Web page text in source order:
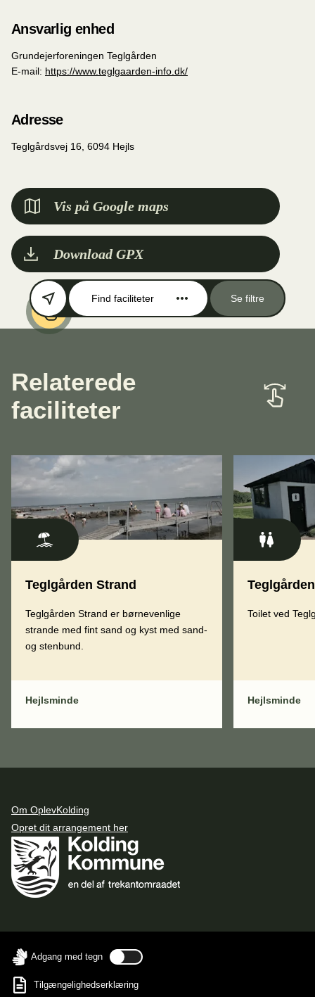
Ansvarlig enhed
Grundejerforeningen Teglgården
E-mail: https://www.teglgaarden-info.dk/
Adresse
Teglgårdsvej 16, 6094 Hejls
Vis på Google maps
Download GPX
Find faciliteter Se filtre
Relaterede
faciliteter
Teglgården Strand
Teglgården Strand er børnevenlige
strande med fint sand og kyst med sand-
og stenbund.
Hejlsminde
Toilet ved
Hejlsminde
Om OplevKolding
Opret dit arrangement her
Adgang med tegn
Tilgængelighedserklæring